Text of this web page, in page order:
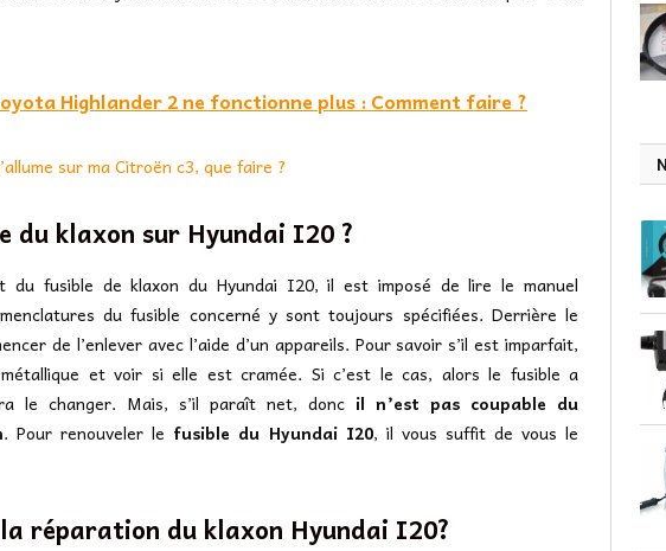
Highlander 2 ne fonctionne plus : Comment faire ?
sur ma Citroën c3, que faire ?
du klaxon sur Hyundai I20 ?
du fusible de klaxon du Hyundai I20, il est imposé de lire le manuel
du fusible concerné y sont toujours spécifiées. Derrière le
de l’enlever avec l’aide d’un appareils. Pour savoir s’il est imparfait,
et voir si elle est cramée. Si c’est le cas, alors le fusible a
le changer. Mais, s’il paraît net, donc il n’est pas coupable du
. Pour renouveler le fusible du Hyundai I20, il vous suffit de vous le
réparation du klaxon Hyundai I20?